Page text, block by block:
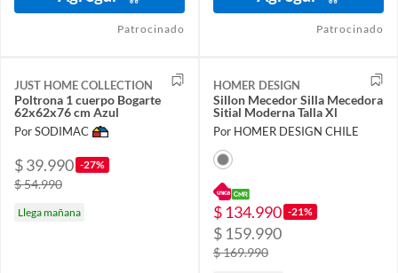
Patrocinado Patrocinado
JUST HOME COLLECTION
Poltrona 1 cuerpo Bogarte
62x62x76 cm Azul
Por SODIMAC
$ 39.990 -27%
$ 54.990
Llega mañana
HOMER DESIGN
Sillon Mecedor Silla Mecedora
Sitial Moderna Talla Xl
Por HOMER DESIGN CHILE
$ 134.990 -21%
$ 159.990
$ 169.990